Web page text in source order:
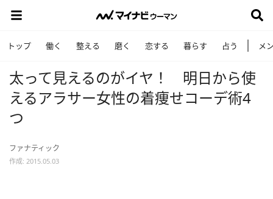
トップ 働く 整える 磨く 恋する 暮らす 占う メ
太って見えるのがイヤ！ 明日から使
えるアラサー女性の着痩せコーデ術4
つ
ファナティック
作成: 2015.05.03